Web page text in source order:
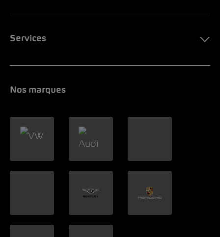
Services
Nos marques